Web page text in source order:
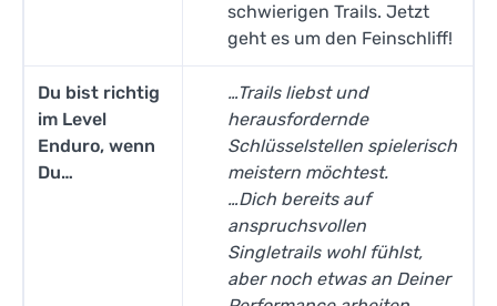
schwierigen Trails. Jetzt
geht es um den Feinschliff!
Du bist richtig
im Level
Enduro, wenn
Du…
…Trails liebst und
herausfordernde
Schlüsselstellen spielerisch
meistern möchtest.
…Dich bereits auf
anspruchsvollen
Singletrails wohl fühlst,
aber noch etwas an Deiner